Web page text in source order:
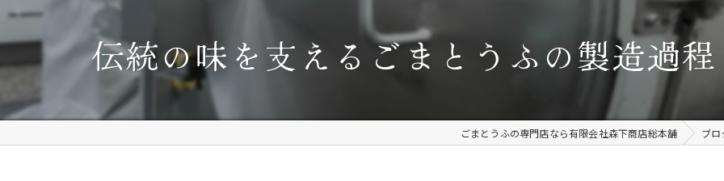
伝統の味を支えるごまとうふの製造過
ごまとうふの専門店なら有限会社森下商店総本舗 ブロ